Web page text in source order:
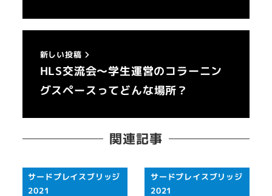
新しい投稿
HLS交流会～学生運営のコラーニン
グスペースってどんな場所？
関連記事
サードプレイスブリッジ
2021
サードプレイスブリッジ
2021